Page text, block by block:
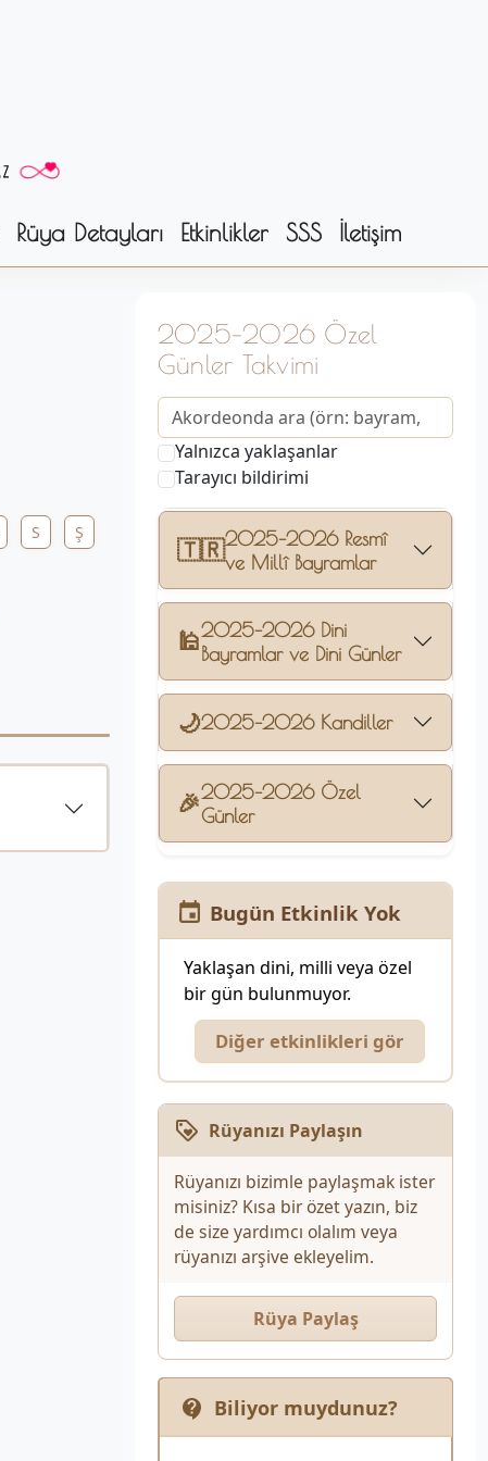
Rüya Detayları Etkinlikler SSS İletişim
S
Ş
2025–2026 Özel
Günler Takvimi
Yalnızca yaklaşanlar
Tarayıcı bildirimi
🇹🇷2025–2026 Resmî
ve Millî Bayramlar
🕌2025–2026 Dini
Bayramlar ve Dini Günler
🌙2025–2026 Kandiller
🎉2025–2026 Özel
Günler
Bugün Etkinlik Yok
Yaklaşan dini, milli veya özel
bir gün bulunmuyor.
Diğer etkinlikleri gör
Rüyanızı Paylaşın
Rüyanızı bizimle paylaşmak ister
misiniz? Kısa bir özet yazın, biz
de size yardımcı olalım veya
rüyanızı arşive ekleyelim.
Rüya Paylaş
Biliyor muydunuz?